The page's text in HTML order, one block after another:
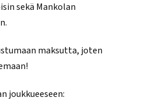
sekä Mankolan
maksutta, joten
joukkueeseen: